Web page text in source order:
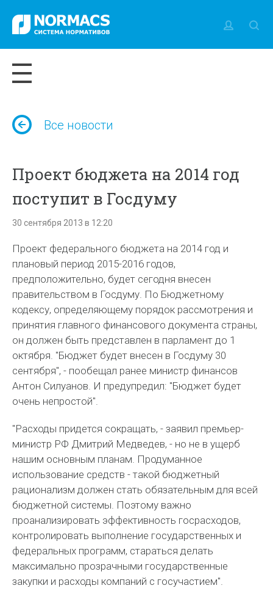
Все новости
Проект бюджета на 2014 год
поступит в Госдуму
30 сентября 2013 в 12:20
Проект федерального бюджета на 2014 год и
плановый период 2015-2016 годов,
предположительно, будет сегодня внесен
правительством в Госдуму. По Бюджетному
кодексу, определяющему порядок рассмотрения и
принятия главного финансового документа страны,
он должен быть представлен в парламент до 1
октября. "Бюджет будет внесен в Госдуму 30
сентября", - пообещал ранее министр финансов
Антон Силуанов. И предупредил: "Бюджет будет
очень непростой".
"Расходы придется сокращать, - заявил премьер-
министр РФ Дмитрий Медведев, - но не в ущерб
нашим основным планам. Продуманное
использование средств - такой бюджетный
рационализм должен стать обязательным для всей
бюджетной системы. Поэтому важно
проанализировать эффективность госрасходов,
контролировать выполнение государственных и
федеральных программ, стараться делать
максимально прозрачными государственные
закупки и расходы компаний с госучастием".